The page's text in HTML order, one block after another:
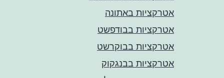
אטרקציות באתונה
אטרקציות בבודפשט
אטרקציות בבוקרשט
אטרקציות בבנגקוק